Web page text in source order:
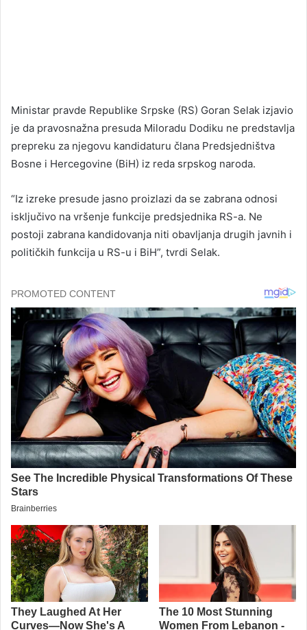
Ministar pravde Republike Srpske (RS) Goran Selak izjavio
je da pravosnažna presuda Miloradu Dodiku ne predstavlja
prepreku za njegovu kandidaturu člana Predsjedništva
Bosne i Hercegovine (BiH) iz reda srpskog naroda.
“Iz izreke presude jasno proizlazi da se zabrana odnosi
isključivo na vršenje funkcije predsjednika RS-a. Ne
postoji zabrana kandidovanja niti obavljanja drugih javnih i
političkih funkcija u RS-u i BiH”, tvrdi Selak.